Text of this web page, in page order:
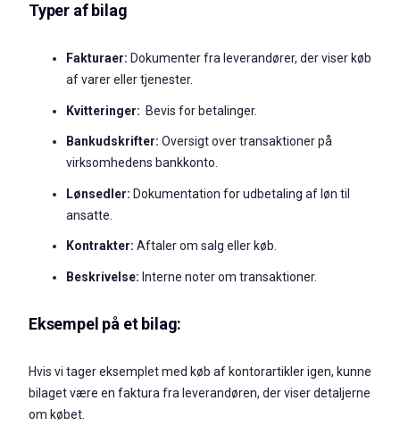
Typer af bilag
Fakturaer: Dokumenter fra leverandører, der viser køb
af varer eller tjenester.
Kvitteringer: Bevis for betalinger.
Bankudskrifter: Oversigt over transaktioner på
virksomhedens bankkonto.
Lønsedler: Dokumentation for udbetaling af løn til
ansatte.
Kontrakter: Aftaler om salg eller køb.
Beskrivelse: Interne noter om transaktioner.
Eksempel på et bilag:
Hvis vi tager eksemplet med køb af kontorartikler igen, kunne
bilaget være en faktura fra leverandøren, der viser detaljerne
om købet.